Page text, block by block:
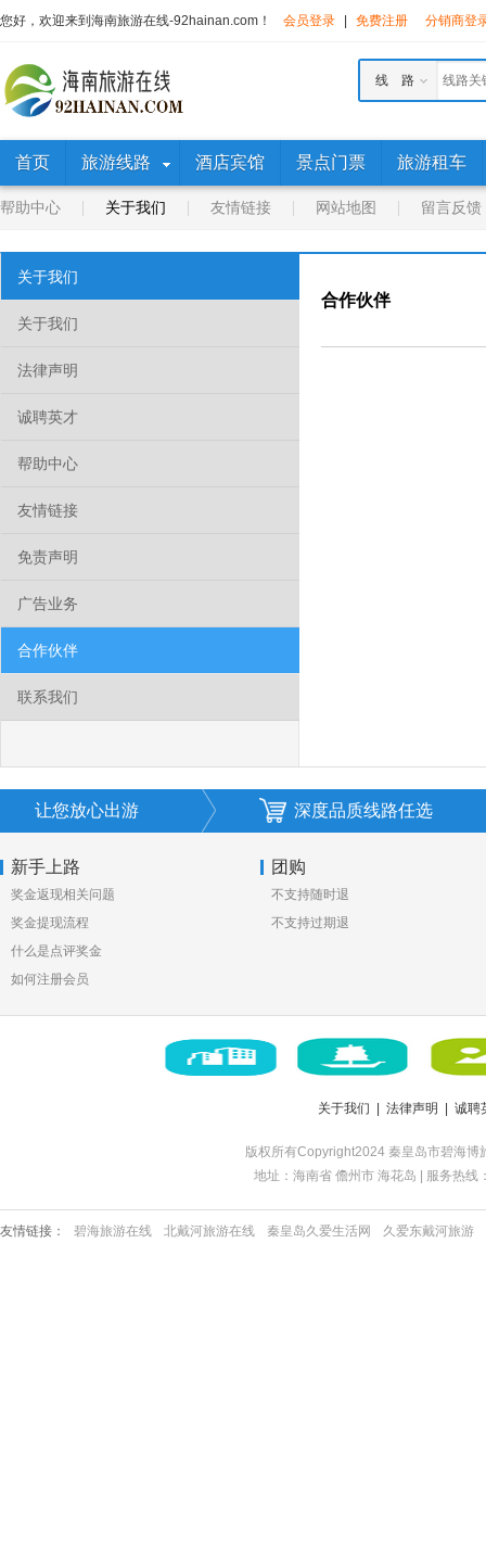
您好，欢迎来到海南旅游在线-92hainan.com！ 会员登录 免费注册 分销商登
线 路
首页 旅游线路 酒店宾馆 景点门票 旅游租车
帮助中心 关于我们 友情链接 网站地图 留言反馈
关于我们
关于我们
法律声明
诚聘英才
帮助中心
友情链接
免责声明
广告业务
合作伙伴
联系我们
合作伙伴
让您放心出游 深度品质线路任选
新手上路
奖金返现相关问题
奖金提现流程
什么是点评奖金
如何注册会员
团购
不支持随时退
不支持过期退
关于我们 法律声明 诚聘
版权所有Copyright2024 秦皇岛市碧海
地址：海南省 儋州市 海花岛 | 服务热
友情链接： 碧海旅游在线 北戴河旅游在线 秦皇岛久爱生活网 久爱东戴河旅游